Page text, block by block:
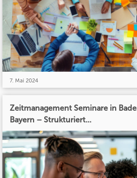
7. Mai 2024
Zeitmanagement Seminare in
Bayern – Strukturiert...